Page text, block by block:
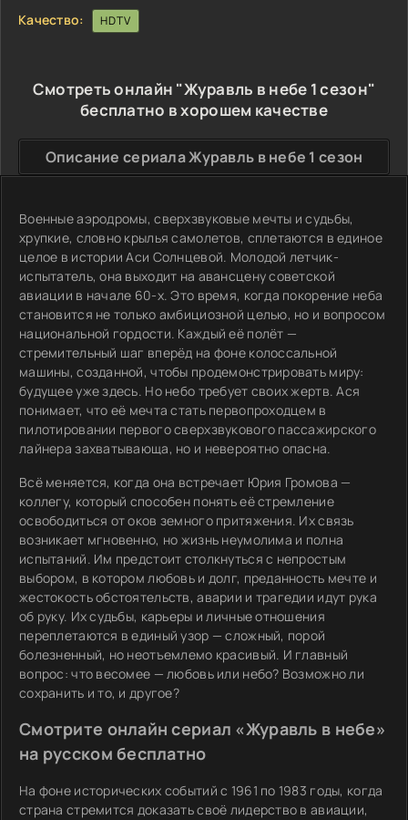
Качество:
HDTV
Смотреть онлайн "Журавль в небе 1 сезон"
бесплатно в хорошем качестве
Описание сериала Журавль в небе 1 сезон
Военные аэродромы, сверхзвуковые мечты и судьбы,
хрупкие, словно крылья самолетов, сплетаются в единое
целое в истории Аси Солнцевой. Молодой летчик-
испытатель, она выходит на авансцену советской
авиации в начале 60-х. Это время, когда покорение неба
становится не только амбициозной целью, но и вопросом
национальной гордости. Каждый её полёт —
стремительный шаг вперёд на фоне колоссальной
машины, созданной, чтобы продемонстрировать миру:
будущее уже здесь. Но небо требует своих жертв. Ася
понимает, что её мечта стать первопроходцем в
пилотировании первого сверхзвукового пассажирского
лайнера захватывающа, но и невероятно опасна.
Всё меняется, когда она встречает Юрия Громова —
коллегу, который способен понять её стремление
освободиться от оков земного притяжения. Их связь
возникает мгновенно, но жизнь неумолима и полна
испытаний. Им предстоит столкнуться с непростым
выбором, в котором любовь и долг, преданность мечте и
жестокость обстоятельств, аварии и трагедии идут рука
об руку. Их судьбы, карьеры и личные отношения
переплетаются в единый узор — сложный, порой
болезненный, но неотъемлемо красивый. И главный
вопрос: что весомее — любовь или небо? Возможно ли
сохранить и то, и другое?
Смотрите онлайн сериал «Журавль в небе»
на русском бесплатно
На фоне исторических событий с 1961 по 1983 годы, когда
страна стремится доказать своё лидерство в авиации,